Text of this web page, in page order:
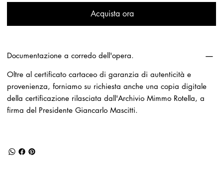
Acquista ora
Documentazione a corredo dell'opera.
Oltre al certificato cartaceo di garanzia di autenticità e
provenienza, forniamo su richiesta anche una copia digitale
della certificazione rilasciata dall'Archivio Mimmo Rotella, a
firma del Presidente Giancarlo Mascitti.